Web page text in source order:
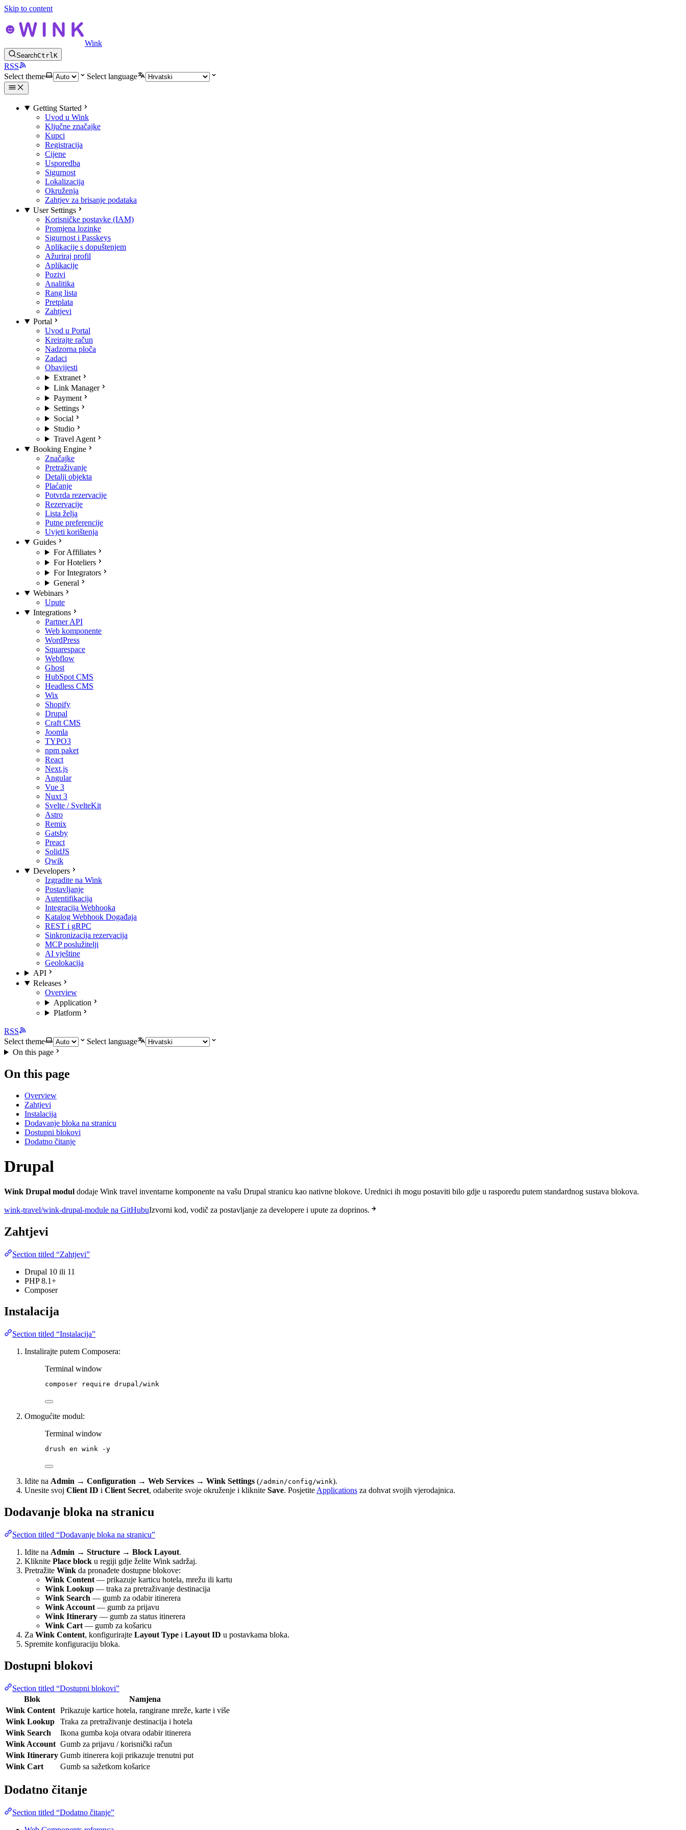
Skip to content
Wink
SearchCtrlK
RSS
Select theme
Select language
Getting Started
Uvod u Wink
Ključne značajke
Kupci
Registracija
Cijene
Usporedba
Sigurnost
Lokalizacija
Okruženja
Zahtjev za brisanje podataka
User Settings
Korisničke postavke (IAM)
Promjena lozinke
Sigurnost i Passkeys
Aplikacije s dopuštenjem
Ažuriraj profil
Aplikacije
Pozivi
Analitika
Rang lista
Pretplata
Zahtjevi
Portal
Uvod u Portal
Kreirajte račun
Nadzorna ploča
Zadaci
Obavijesti
Extranet
Link Manager
Payment
Settings
Social
Studio
Travel Agent
Booking Engine
Značajke
Pretraživanje
Detalji objekta
Plaćanje
Potvrda rezervacije
Rezervacije
Lista želja
Putne preferencije
Uvjeti korištenja
Guides
For Affiliates
For Hoteliers
For Integrators
General
Webinars
Upute
Integrations
Partner API
Web komponente
WordPress
Squarespace
Webflow
Ghost
HubSpot CMS
Headless CMS
Wix
Shopify
Drupal
Craft CMS
Joomla
TYPO3
npm paket
React
Next.js
Angular
Vue 3
Nuxt 3
Svelte / SvelteKit
Astro
Remix
Gatsby
Preact
SolidJS
Qwik
Developers
Izgradite na Wink
Postavljanje
Autentifikacija
Integracija Webhooka
Katalog Webhook Događaja
REST i gRPC
Sinkronizacija rezervacija
MCP poslužitelji
AI vještine
Geolokacija
API
Releases
Overview
Application
Platform
RSS
Select theme
Select language
On this page
On this page
Overview
Zahtjevi
Instalacija
Dodavanje bloka na stranicu
Dostupni blokovi
Dodatno čitanje
Drupal
Wink Drupal modul dodaje Wink travel inventarne komponente na vašu Drupal stranicu kao nativne blokove. Urednici ih mogu postaviti bilo gdje u rasporedu putem standardnog sustava blokova.
wink-travel/wink-drupal-module na GitHubuIzvorni kod, vodič za postavljanje za developere i upute za doprinos.
Zahtjevi
Section titled “Zahtjevi”
Drupal 10 ili 11
PHP 8.1+
Composer
Instalacija
Section titled “Instalacija”
Instalirajte putem Composera:
Terminal window
composer require drupal/wink
Omogućite modul:
Terminal window
drush en wink -y
Idite na Admin → Configuration → Web Services → Wink Settings (/admin/config/wink).
Unesite svoj Client ID i Client Secret, odaberite svoje okruženje i kliknite Save. Posjetite Applications za dohvat svojih vjerodajnica.
Dodavanje bloka na stranicu
Section titled “Dodavanje bloka na stranicu”
Idite na Admin → Structure → Block Layout.
Kliknite Place block u regiji gdje želite Wink sadržaj.
Pretražite Wink da pronađete dostupne blokove:
Wink Content — prikazuje karticu hotela, mrežu ili kartu
Wink Lookup — traka za pretraživanje destinacija
Wink Search — gumb za odabir itinerera
Wink Account — gumb za prijavu
Wink Itinerary — gumb za status itinerera
Wink Cart — gumb za košaricu
Za Wink Content, konfigurirajte Layout Type i Layout ID u postavkama bloka.
Spremite konfiguraciju bloka.
Dostupni blokovi
Section titled “Dostupni blokovi”
Blok
Namjena
Wink Content Prikazuje kartice hotela, rangirane mreže, karte i više
Wink Lookup
Traka za pretraživanje destinacija i hotela
Wink Search
Ikona gumba koja otvara odabir itinerera
Wink Account Gumb za prijavu / korisnički račun
Wink Itinerary Gumb itinerera koji prikazuje trenutni put
Wink Cart
Gumb sa sažetkom košarice
Dodatno čitanje
Section titled “Dodatno čitanje”